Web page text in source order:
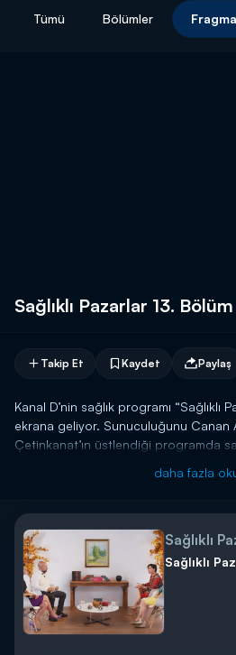
Tümü Bölümler
Sağlıklı Pazarlar 13.
Takip Et Kaydet Paylaş
Kanal D’nin sağlık programı “Sağlıklı
ekrana geliyor. Sunuculuğunu Canan
Çetinkanat’ın üstlendiği programda
Uğur Osaman Özcan, Nöroloji
Evde Bakım Hizmetleri İdari Direktörü
Hizmet Uzmanı Buse Buket Şener
Pazarlar"da izleyiciler ile buluşacak.
Sağlıklı Pazarlar her Pazar saat
daha fazla
Sağlıklı
Sağlıklı